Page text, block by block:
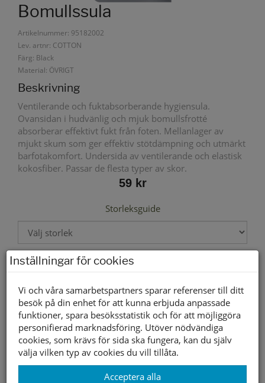
Bomullssula
Artikelnummer: 95182002
Lev. artnr: COTTON
Färg: Black
Material: ÖVRIGT
Beskrivning
Ventilerande och fuktabsorberande hygiensula.
Ovansidan i hudvänlig och mjuk bomullsfrotté
absorberar effektivt fukt från foten. Mellanlager av
mjukt skum som ger effektiv stötdämpning och utmärkt
barfotakomfort. Undersida av ventilerande och elastisk
kokosfiber. Passar de flesta typer av skor.
59 kr
Storleksguide
Välj storlek först
Lagerstatus per butik
Butik
20 21 22 23 24 25 26 27 28 29 30
Borlänge
Buffert lager
Inställningar för cookies
Vi och våra samarbetspartners sparar referenser till ditt
besök på din enhet för att kunna erbjuda anpassade
funktioner, spara besöksstatistik och för att möjliggöra
personifierad marknadsföring. Utöver nödvändiga
cookies, som krävs för sida ska fungera, kan du själv
välja vilken typ av cookies du vill tillåta.
Acceptera alla